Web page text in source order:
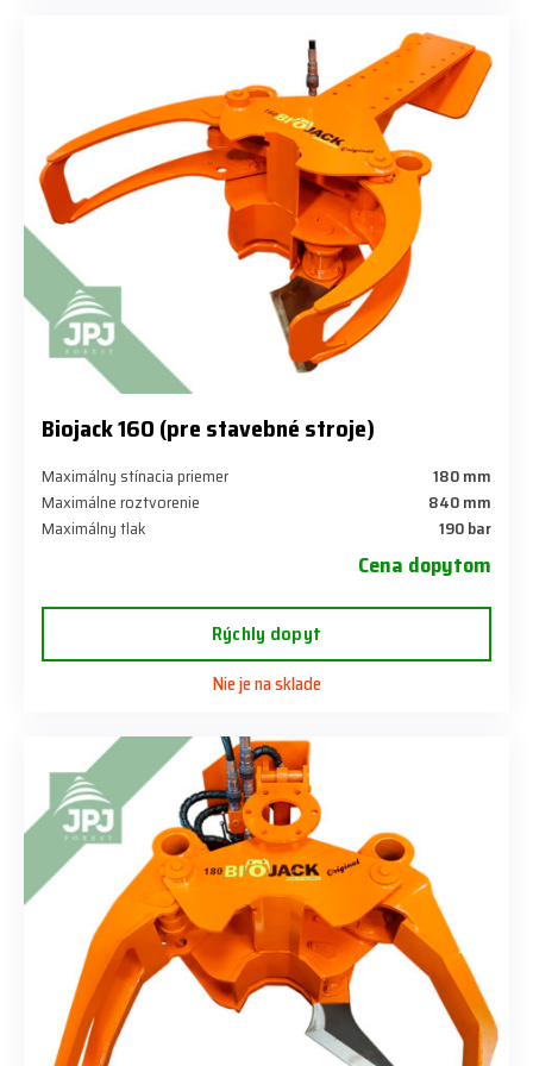
Biojack 160 (pre stavebné stroje)
Maximálny stínacia priemer
180 mm
Maximálne roztvorenie
840 mm
Maximálny tlak
190 bar
Cena dopytom
Rýchly dopyt
Nie je na sklade